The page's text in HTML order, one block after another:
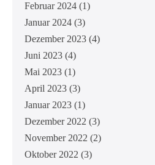
Februar 2024 (1)
Januar 2024 (3)
Dezember 2023 (4)
Juni 2023 (4)
Mai 2023 (1)
April 2023 (3)
Januar 2023 (1)
Dezember 2022 (3)
November 2022 (2)
Oktober 2022 (3)